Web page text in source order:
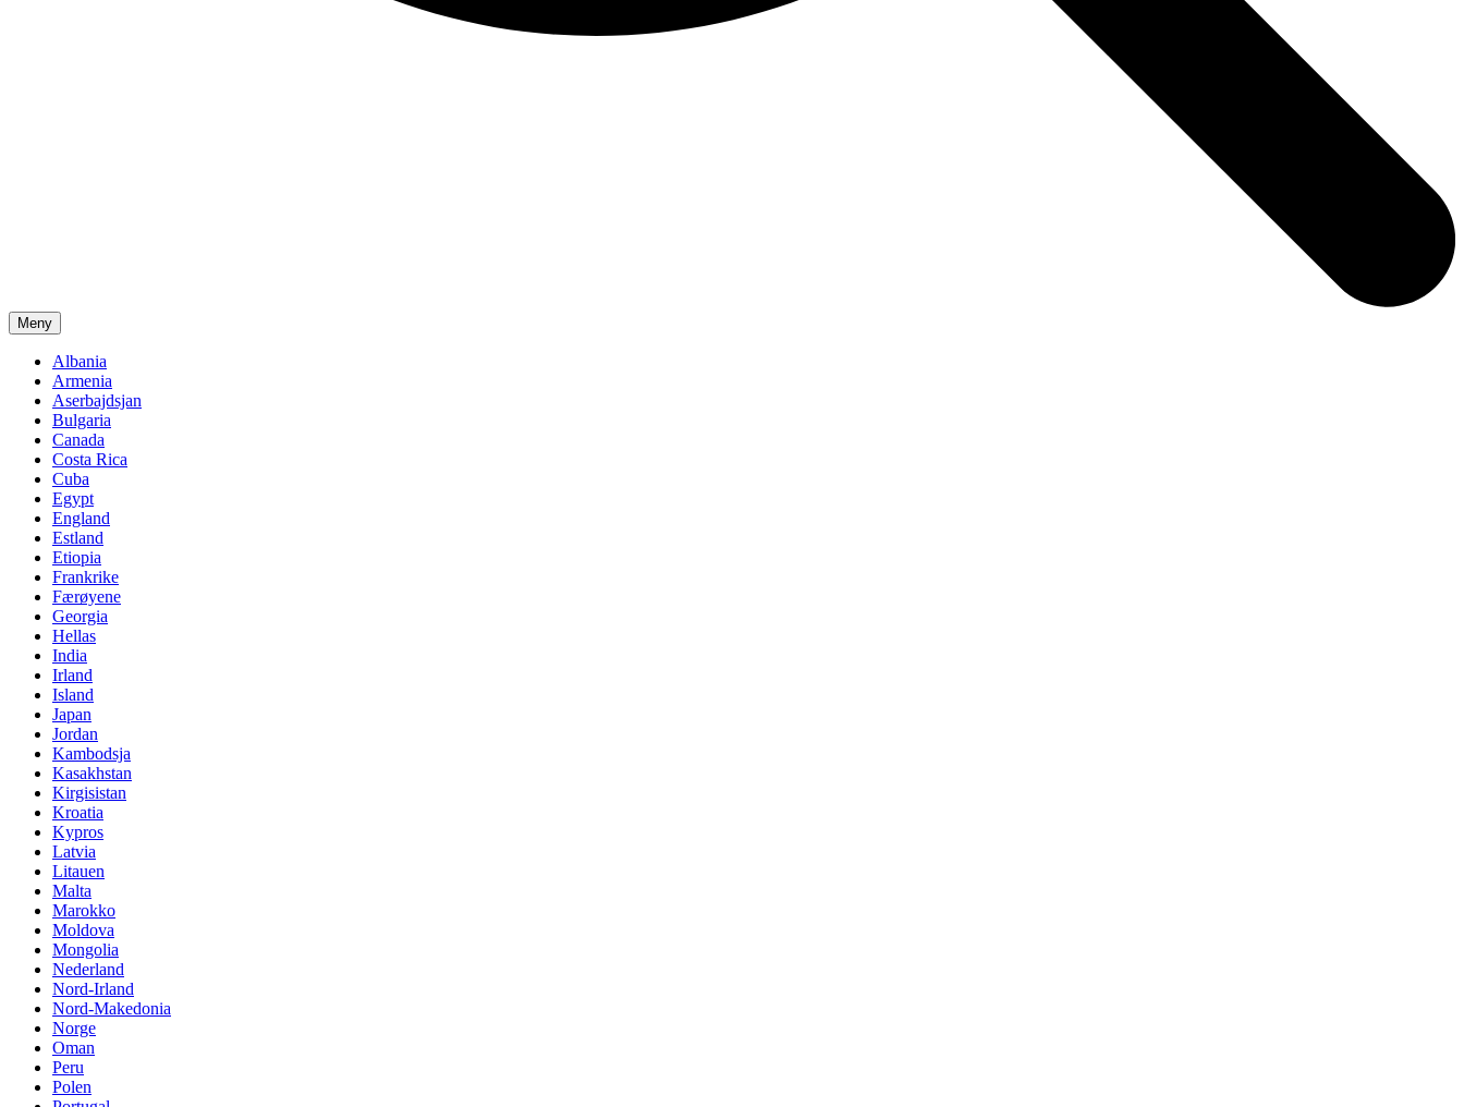
Meny
Albania
Armenia
Aserbajdsjan
Bulgaria
Canada
Costa Rica
Cuba
Egypt
England
Estland
Etiopia
Frankrike
Færøyene
Georgia
Hellas
India
Irland
Island
Japan
Jordan
Kambodsja
Kasakhstan
Kirgisistan
Kroatia
Kypros
Latvia
Litauen
Malta
Marokko
Moldova
Mongolia
Nederland
Nord-Irland
Nord-Makedonia
Norge
Oman
Peru
Polen